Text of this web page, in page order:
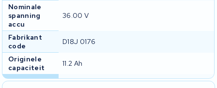
Nominale
spanning
accu
36.00 V
Fabrikant
code
D18J 0176
Originele
capaciteit
11.2 Ah